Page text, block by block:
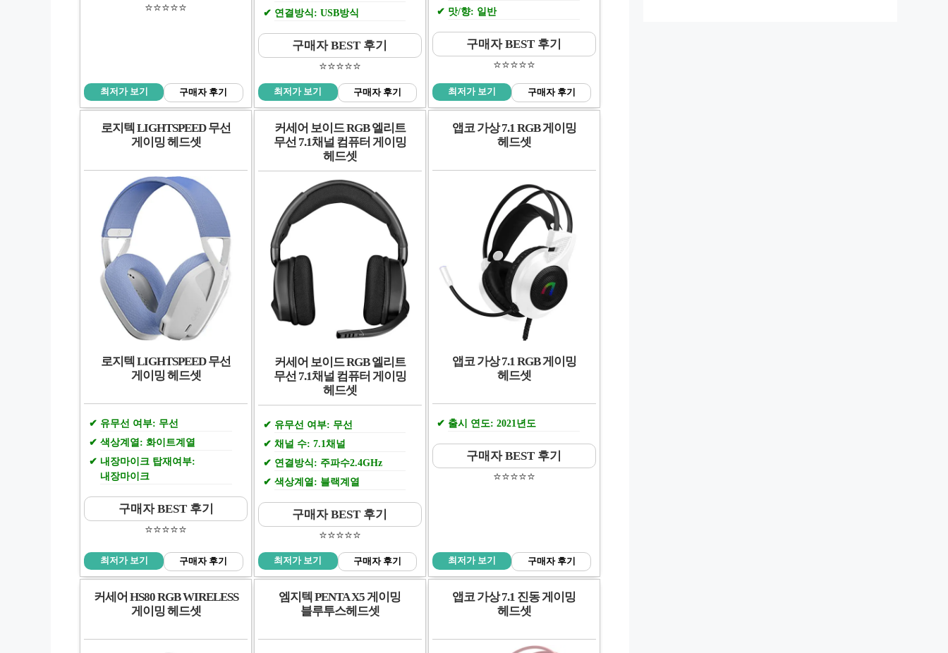
⭐️⭐️⭐️⭐️⭐️
최저가 보기 구매자 후기
연결방식: USB방식
구매자 BEST 후기
⭐️⭐️⭐️⭐️⭐️
최저가 보기 구매자 후기
맛/향: 일반
구매자 BEST 후기
⭐️⭐️⭐️⭐️⭐️
최저가 보기 구매자 후기
로지텍 LIGHTSPEED 무선
게이밍 헤드셋
로지텍 LIGHTSPEED 무선
게이밍 헤드셋
유무선 여부: 무선
색상계열: 화이트계열
내장마이크 탑재여부:
내장마이크
구매자 BEST 후기
⭐️⭐️⭐️⭐️⭐️
최저가 보기 구매자 후기
커세어 보이드 RGB 엘리트
무선 7.1채널 컴퓨터 게이밍
헤드셋
커세어 보이드 RGB 엘리트
무선 7.1채널 컴퓨터 게이밍
헤드셋
유무선 여부: 무선
채널 수: 7.1채널
연결방식: 주파수2.4GHz
색상계열: 블랙계열
구매자 BEST 후기
⭐️⭐️⭐️⭐️⭐️
최저가 보기 구매자 후기
앱코 가상 7.1 RGB 게이밍
헤드셋
앱코 가상 7.1 RGB 게이밍
헤드셋
출시 연도: 2021년도
구매자 BEST 후기
⭐️⭐️⭐️⭐️⭐️
최저가 보기 구매자 후기
커세어 HS80 RGB WIRELESS
게이밍 헤드셋
엠지텍 PENTA X5 게이밍
블루투스헤드셋
앱코 가상 7.1 진동 게이밍
헤드셋